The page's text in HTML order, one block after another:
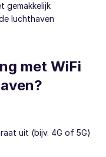
gemakkelijk
luchthaven
met WiFi
uit (bijv. 4G of 5G)